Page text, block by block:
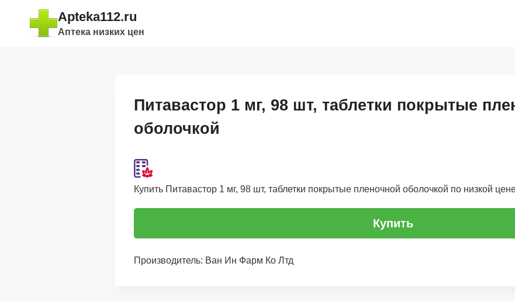
содержимому
Apteka112.ru
Аптека низких цен
Питавастор 1 мг, 98 шт, таблетки покрытые
оболочкой
Купить Питавастор 1 мг, 98 шт, таблетки покрытые пленочной оболочкой по низкой
Купить
Производитель: Ван Ин Фарм Ко Лтд